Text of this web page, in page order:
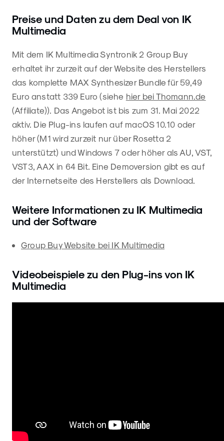
Preise und Daten zu dem Deal von IK
Multimedia
Mit dem IK Multimedia Syntronik 2 Group Buy
erhaltet ihr zurzeit auf der Website des Herstellers
das komplette MAX Synthesizer Bundle für 59,49
Euro anstatt 339 Euro (siehe hier bei Thomann.de
(Affiliate)). Das Angebot ist bis zum 31. Mai 2022
aktiv. Die Plug-ins laufen auf macOS 10.10 oder
höher (M1 wird zurzeit nur über Rosetta 2
unterstützt) und Windows 7 oder höher als AU, VST,
VST3, AAX in 64 Bit. Eine Demoversion gibt es auf
der Internetseite des Herstellers als Download.
Weitere Informationen zu IK Multimedia
und der Software
Group Buy Website bei IK Multimedia
Videobeispiele zu den Plug-ins von IK
Multimedia